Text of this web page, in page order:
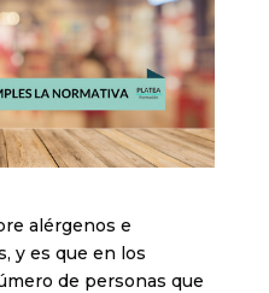
alérgenos e
y es que en los
de personas que